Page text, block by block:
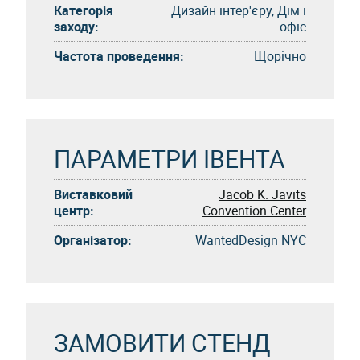
Категорія
заходу:
Дизайн інтер'єру, Дім і
офіс
Частота проведення:
Щорічно
ПАРАМЕТРИ ІВЕНТА
Виставковий
центр:
Jacob K. Javits
Convention Center
Організатор:
WantedDesign NYC
ЗАМОВИТИ СТЕНД